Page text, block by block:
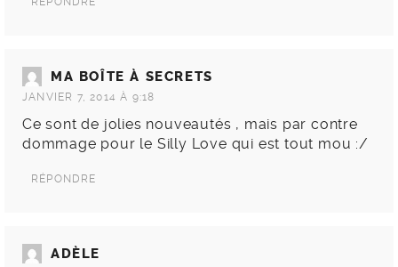
MA BOÎTE À SECRETS
JANVIER 7, 2014 À 9:18
Ce sont de jolies nouveautés , mais par contre
dommage pour le Silly Love qui est tout mou :/
RÉPONDRE
ADÈLE